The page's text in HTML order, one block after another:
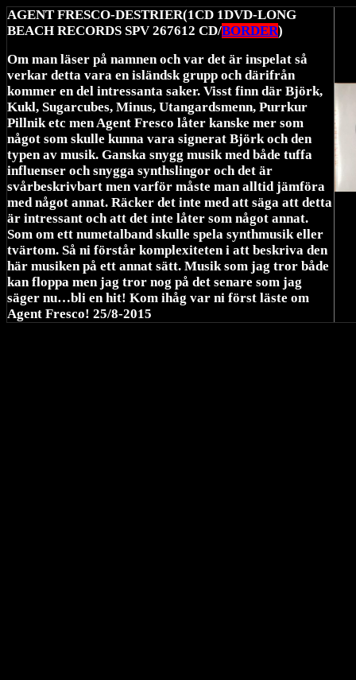
AGENT FRESCO-DESTRIER(1CD 1DVD-LONG
BEACH RECORDS SPV 267612 CD/BORDER)
Om man läser på namnen och var det är inspelat så
verkar detta vara en isländsk grupp och därifrån
kommer en del intressanta saker. Visst finn där Björk,
Kukl, Sugarcubes, Minus, Utangardsmenn, Purrkur
Pillnik etc men Agent Fresco låter kanske mer som
något som skulle kunna vara signerat Björk och den
typen av musik. Ganska snygg musik med både tuffa
influenser och snygga synthslingor och det är
svårbeskrivbart men varför måste man alltid jämföra
med något annat. Räcker det inte med att säga att detta
är intressant och att det inte låter som något annat.
Som om ett numetalband skulle spela synthmusik eller
tvärtom. Så ni förstår komplexiteten i att beskriva den
här musiken på ett annat sätt. Musik som jag tror både
kan floppa men jag tror nog på det senare som jag
säger nu…bli en hit! Kom ihåg var ni först läste om
Agent Fresco! 25/8-2015